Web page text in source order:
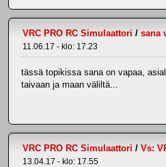
VRC PRO RC Simulaattori / sana
11.06.17 - klo: 17.23
tässä topikissa sana on vapaa,
taivaan ja maan väliltä...
VRC PRO RC Simulaattori / Vs:
13.04.17 - klo: 17.55